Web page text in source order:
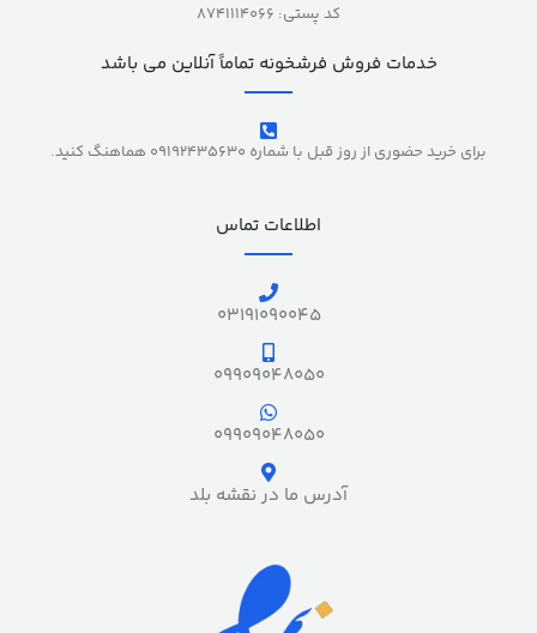
کد پستی: 8741114066
خدمات فروش فرشخونه تماماً آنلاین می باشد
برای خرید حضوری از روز قبل با شماره 09192435630 هماهنگ کنید.
اطلاعات تماس
03191090045
09909048050
09909048050
آدرس ما در نقشه بلد